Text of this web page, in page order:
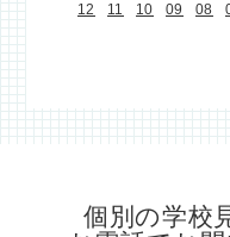
12 11 10 09 08
個別の学校